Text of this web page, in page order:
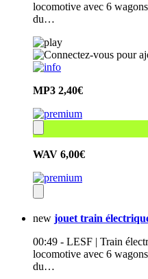
locomotive avec 6
du…
MP3 2,40€
WAV 6,00€
new jouet train
00:49 - LESF | Train
locomotive avec 6
du…